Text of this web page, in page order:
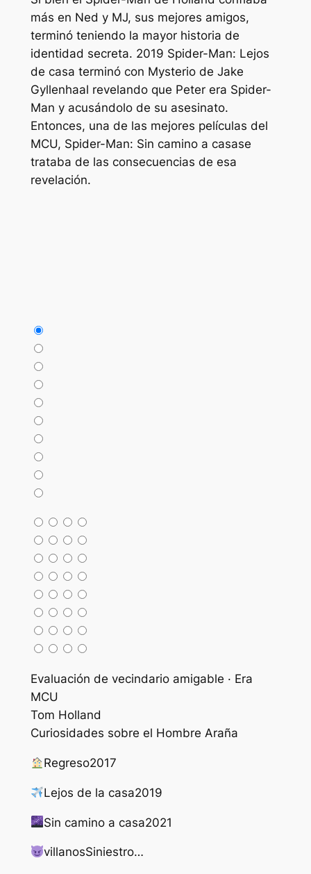
más en Ned y MJ, sus mejores amigos,
terminó teniendo la mayor historia de
identidad secreta. 2019 Spider-Man: Lejos
de casa terminó con Mysterio de Jake
Gyllenhaal revelando que Peter era Spider-
Man y acusándolo de su asesinato.
Entonces, una de las mejores películas del
MCU, Spider-Man: Sin camino a casase
trataba de las consecuencias de esa
revelación.
Evaluación de vecindario amigable · Era
MCU
Tom Holland
Curiosidades sobre el Hombre Araña
Regreso2017
Lejos de la casa2019
Sin camino a casa2021
villanosSiniestro…